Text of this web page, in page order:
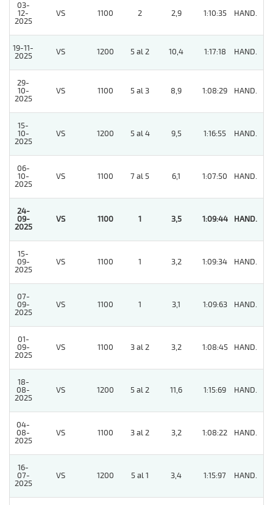
03-
12-
2025
VS 1100 2 2,9 1:10:35 HAND.
19-11-
2025
VS 1200 5 al 2 10,4 1:17:18 HAND.
29-
10-
2025
VS 1100 5 al 3 8,9 1:08:29 HAND.
15-
10-
2025
VS 1200 5 al 4 9,5 1:16:55 HAND.
06-
10-
2025
VS 1100 7 al 5 6,1 1:07:50 HAND.
24-
09-
2025
VS 1100 1 3,5 1:09:44 HAND.
15-
09-
2025
VS 1100 1 3,2 1:09:34 HAND.
07-
09-
2025
VS 1100 1 3,1 1:09:63 HAND.
01-
09-
2025
VS 1100 3 al 2 3,2 1:08:45 HAND.
18-
08-
2025
VS 1200 5 al 2 11,6 1:15:69 HAND.
04-
08-
2025
VS 1100 3 al 2 3,2 1:08:22 HAND.
16-
07-
2025
VS 1200 5 al 1 3,4 1:15:97 HAND.